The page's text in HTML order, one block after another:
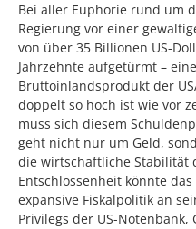
Bei aller Euphorie rund um
Regierung vor einer
von über 35 Billionen US-
Jahrzehnte aufgetürmt –
Bruttoinlandsprodukt der
doppelt so hoch ist wie vor
muss sich diesem
geht nicht nur um Geld,
die wirtschaftliche Stabilität
Entschlossenheit könnte
expansive Fiskalpolitik an
Privilegs der US-Notenbank,